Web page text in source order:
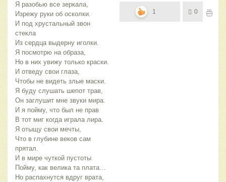
Я разобью все зеркала,
Изрежу руки об осколки.
И под хрустальный звон
стекла
Из сердца выдерну иголки.
Я посмотрю на образа,
Но в них увижу только краски.
И отведу свои глаза,
Чтобы не видеть злые маски.
Я буду слушать шепот трав,
Он заглушит мне звуки мира.
И я пойму, что был не прав
В тот миг когда играла лира.
Я отыщу свои мечты,
Что в глубине веков сам
прятал.
И в мире чуткой пустоты
Пойму, как велика та плата…
Но распахнутся вдруг врата,
1 0